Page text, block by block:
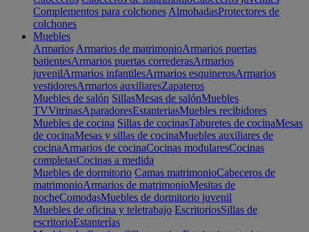
Complementos para colchones AlmohadasProtectores de
colchones
Muebles
Armarios Armarios de matrimonioArmarios puertas
batientesArmarios puertas correderasArmarios
juvenilArmarios infantilesArmarios esquinerosArmarios
vestidoresArmarios auxiliaresZapateros
Muebles de salón SillasMesas de salónMuebles
TVVitrinasAparadoresEstanteriasMuebles recibidores
Muebles de cocina Sillas de cocinasTaburetes de cocinaMesas
de cocinaMesas y sillas de cocinaMuebles auxiliares de
cocinaArmarios de cocinaCocinas modularesCocinas
completasCocinas a medida
Muebles de dormitorio Camas matrimonioCabeceros de
matrimonioArmarios de matrimonioMesitas de
nocheComodasMuebles de dormitorio juvenil
Muebles de oficina y teletrabajo EscritoriosSillas de
escritorioEstanterías